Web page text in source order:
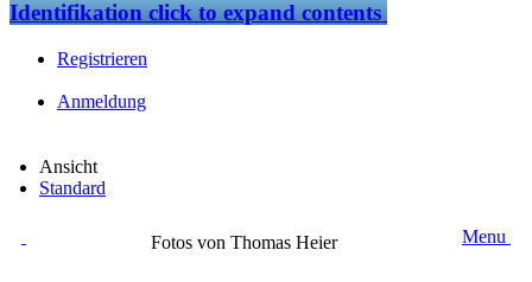
Identifikationclick to expand contents
Registrieren
Anmeldung
Ansicht
Standard
Fotos von Thomas Heier Menu